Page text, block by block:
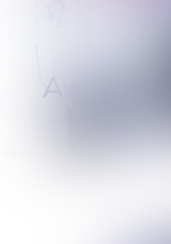
Avocat